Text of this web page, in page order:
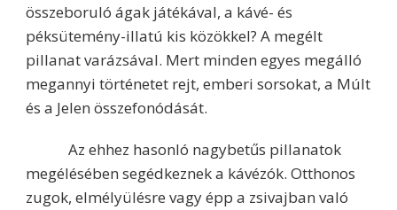
összeboruló ágak játékával, a kávé- és
péksütemény-illatú kis közökkel? A megélt
pillanat varázsával. Mert minden egyes megálló
megannyi történetet rejt, emberi sorsokat, a Múlt
és a Jelen összefonódását.
Az ehhez hasonló nagybetűs pillanatok
megélésében segédkeznek a kávézók. Otthonos
zugok, elmélyülésre vagy épp a zsivajban való